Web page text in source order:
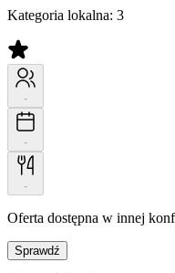
Kategoria lokalna: 3
-
-
-
Oferta dostępna w innej
Sprawdź